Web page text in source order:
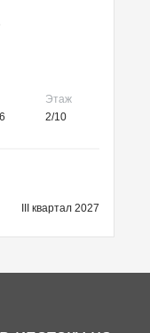
Этаж
2/10
III квартал 2027